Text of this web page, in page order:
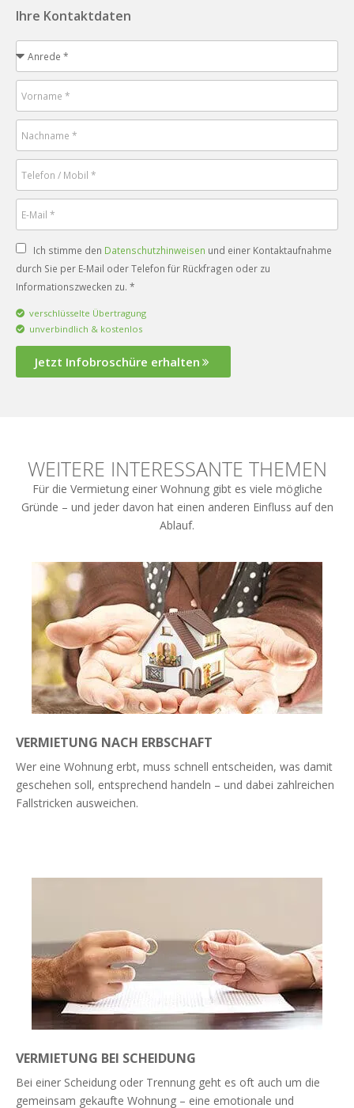
Ihre Kontaktdaten
Ich stimme den Datenschutzhinweisen und einer Kontaktaufnahme
durch Sie per E-Mail oder Telefon für Rückfragen oder zu
Informationszwecken zu. *
verschlüsselte Übertragung
unverbindlich & kostenlos
Jetzt Infobroschüre erhalten
WEITERE INTERESSANTE THEMEN
Für die Vermietung einer Wohnung gibt es viele mögliche
Gründe – und jeder davon hat einen anderen Einfluss auf den
Ablauf.
VERMIETUNG NACH ERBSCHAFT
Wer eine Wohnung erbt, muss schnell entscheiden, was damit
geschehen soll, entsprechend handeln – und dabei zahlreichen
Fallstricken ausweichen.
VERMIETUNG BEI SCHEIDUNG
Bei einer Scheidung oder Trennung geht es oft auch um die
gemeinsam gekaufte Wohnung – eine emotionale und